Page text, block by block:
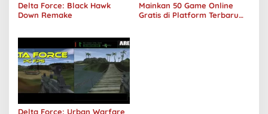
Delta Force: Black Hawk
Down Remake
Mainkan 50 Game Online
Gratis di Platform Terbaru
Delta Force: Urban Warfare